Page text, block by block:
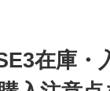
在庫・